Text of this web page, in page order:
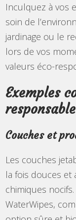
Inculquez à vos
soin de
jardinage ou le
lors de vos
valeurs éco-
Exemples
Couches et
Les couches
la fois douces et
chimiques
WaterWipes,